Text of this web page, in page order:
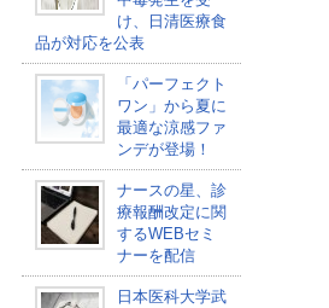
け、日清医療食
品が対応を公表
「パーフェクト
ワン」から夏に
最適な涼感ファ
ンデが登場！
ナースの星、診
療報酬改定に関
するWEBセミ
ナーを配信
日本医科大学武